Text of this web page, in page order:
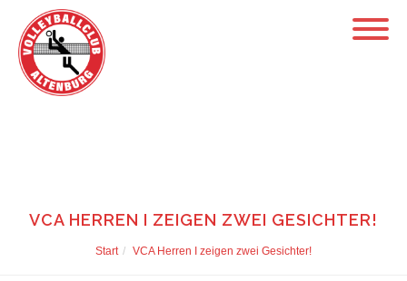
VCA HERREN I ZEIGEN ZWEI GESICHTER!
Start VCA Herren I zeigen zwei Gesichter!